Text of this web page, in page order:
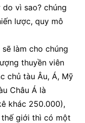
vì sao? chúng
lược, quy mô
làm cho chúng
thuyền viên
chủ tàu Âu, Á, Mỹ
Châu Á là
khác 250.000),
giới thì có một